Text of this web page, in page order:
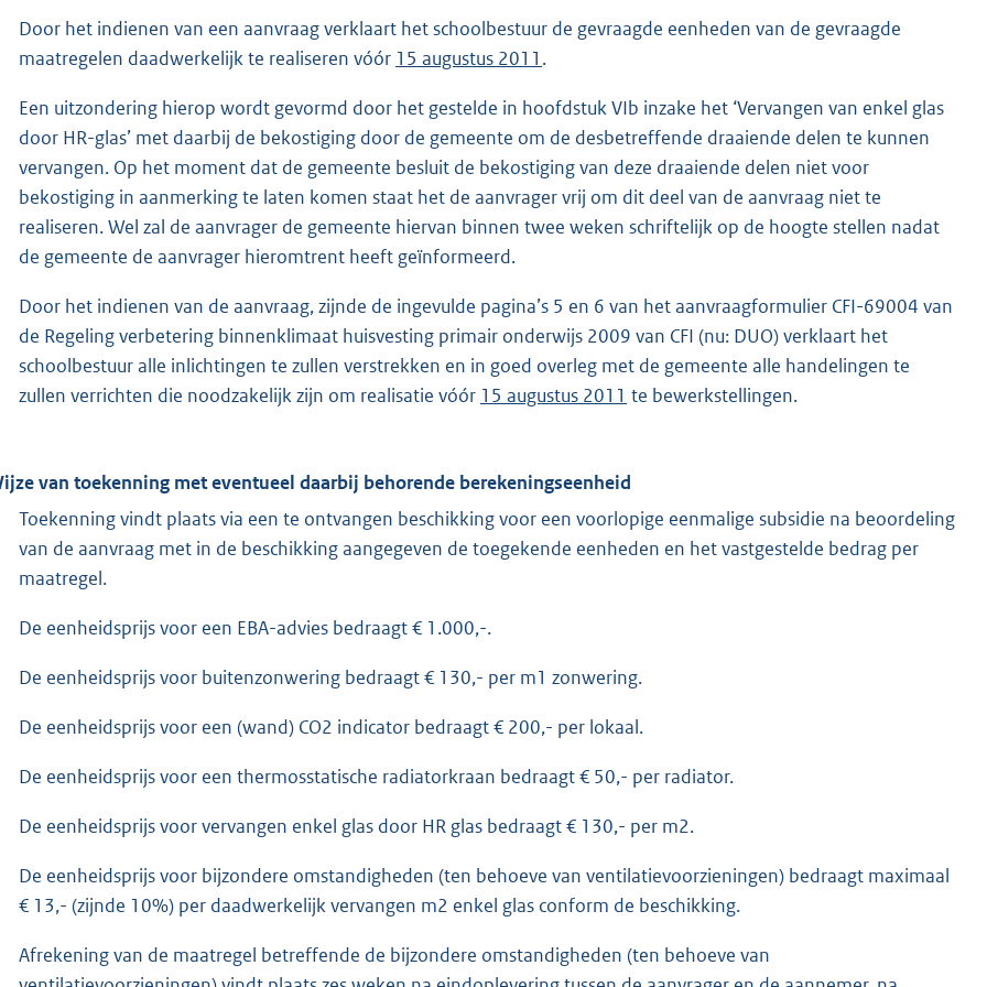
Door het indienen van een aanvraag verklaart het schoolbestuur de gevraagde eenheden van de gevraagde
maatregelen daadwerkelijk te realiseren vóór 15 augustus 2011 .
Een uitzondering hierop wordt gevormd door het gestelde in hoofdstuk VIb inzake het ‘Vervangen van enkel glas
door HR-glas’ met daarbij de bekostiging door de gemeente om de desbetreffende draaiende delen te kunnen
vervangen. Op het moment dat de gemeente besluit de bekostiging van deze draaiende delen niet voor
bekostiging in aanmerking te laten komen staat het de aanvrager vrij om dit deel van de aanvraag niet te
realiseren. Wel zal de aanvrager de gemeente hiervan binnen twee weken schriftelijk op de hoogte stellen nadat
de gemeente de aanvrager hieromtrent heeft geïnformeerd.
Door het indienen van de aanvraag, zijnde de ingevulde pagina’s 5 en 6 van het aanvraagformulier CFI-69004 van
de Regeling verbetering binnenklimaat huisvesting primair onderwijs 2009 van CFI (nu: DUO) verklaart het
schoolbestuur alle inlichtingen te zullen verstrekken en in goed overleg met de gemeente alle handelingen te
zullen verrichten die noodzakelijk zijn om realisatie vóór 15 augustus 2011 te bewerkstellingen.
van toekenning met eventueel daarbij behorende berekeningseenheid
Toekenning vindt plaats via een te ontvangen beschikking voor een voorlopige eenmalige subsidie na beoordeling
van de aanvraag met in de beschikking aangegeven de toegekende eenheden en het vastgestelde bedrag per
maatregel.
De eenheidsprijs voor een EBA-advies bedraagt € 1.000,-.
De eenheidsprijs voor buitenzonwering bedraagt € 130,- per m1 zonwering.
De eenheidsprijs voor een (wand) CO2 indicator bedraagt € 200,- per lokaal.
De eenheidsprijs voor een thermosstatische radiatorkraan bedraagt € 50,- per radiator.
De eenheidsprijs voor vervangen enkel glas door HR glas bedraagt € 130,- per m2.
De eenheidsprijs voor bijzondere omstandigheden (ten behoeve van ventilatievoorzieningen) bedraagt maximaal
€ 13,- (zijnde 10%) per daadwerkelijk vervangen m2 enkel glas conform de beschikking.
Afrekening van de maatregel betreffende de bijzondere omstandigheden (ten behoeve van